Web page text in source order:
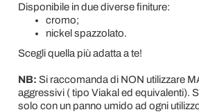
Disponibile in due diverse finiture:
cromo;
nickel spazzolato.
Scegli quella più adatta a te!
NB: Si raccomanda di NON utilizzare
aggressivi ( tipo Viakal ed equivalenti).
solo con un panno umido ad ogni